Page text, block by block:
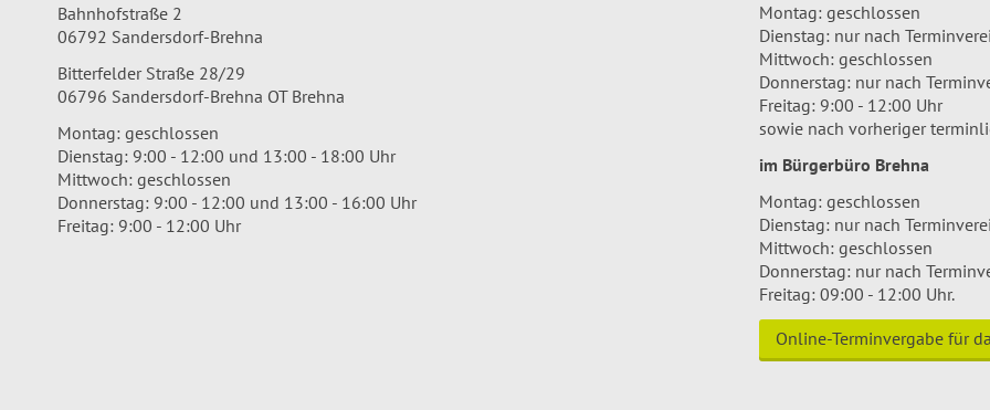
Bahnhofstraße 2
06792 Sandersdorf-Brehna
Bitterfelder Straße 28/29
06796 Sandersdorf-Brehna OT Brehna
Montag: geschlossen
Dienstag: 9:00 - 12:00 und 13:00 - 18:00 Uhr
Mittwoch: geschlossen
Donnerstag: 9:00 - 12:00 und 13:00 - 16:00 Uhr
Freitag: 9:00 - 12:00 Uhr
Montag: geschlossen
Dienstag: nur nach
Mittwoch: geschlossen
Donnerstag: nur nach
Freitag: 9:00 - 12:00 Uhr
sowie nach vorheriger
im Bürgerbüro Brehna
Montag: geschlossen
Dienstag: nur nach
Mittwoch: geschlossen
Donnerstag: nur nach
Freitag: 09:00 - 12:00 Uhr.
Online-Terminvergabe für